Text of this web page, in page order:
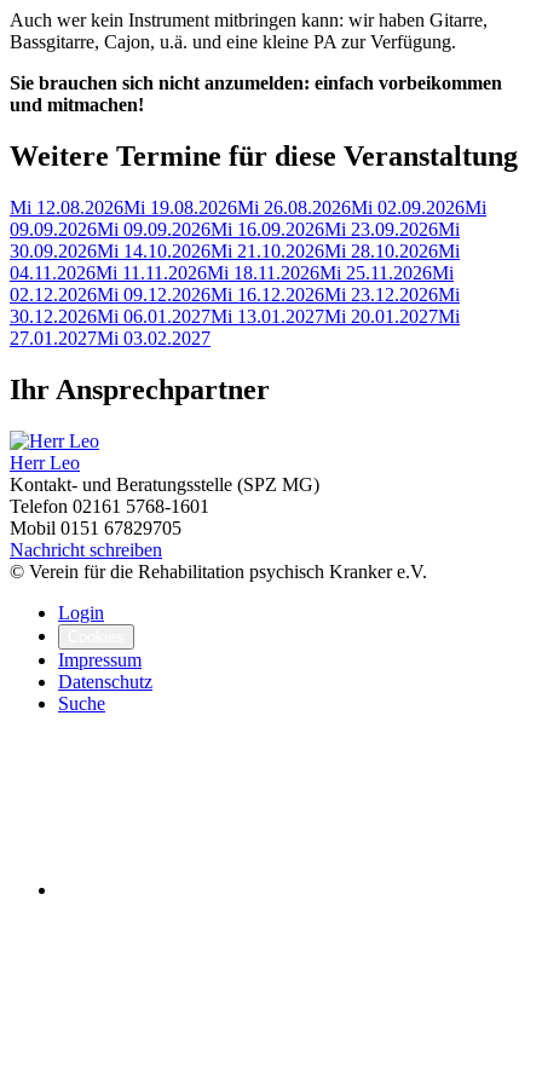
Auch wer kein Instrument mitbringen kann: wir haben Gitarre,
Bassgitarre, Cajon, u.ä. und eine kleine PA zur Verfügung.
Sie brauchen sich nicht anzumelden: einfach vorbeikommen
und mitmachen!
Weitere Termine für diese Veranstaltung
Mi 12.08.2026Mi 19.08.2026Mi 26.08.2026Mi 02.09.2026Mi
09.09.2026Mi 09.09.2026Mi 16.09.2026Mi 23.09.2026Mi
30.09.2026Mi 14.10.2026Mi 21.10.2026Mi 28.10.2026Mi
04.11.2026Mi 11.11.2026Mi 18.11.2026Mi 25.11.2026Mi
02.12.2026Mi 09.12.2026Mi 16.12.2026Mi 23.12.2026Mi
30.12.2026Mi 06.01.2027Mi 13.01.2027Mi 20.01.2027Mi
27.01.2027Mi 03.02.2027
Ihr Ansprechpartner
Herr Leo
Kontakt- und Beratungsstelle (SPZ MG)
Telefon 02161 5768-1601
Mobil 0151 67829705
Nachricht schreiben
© Verein für die Rehabilitation psychisch Kranker e.V.
Login
Impressum
Datenschutz
Suche